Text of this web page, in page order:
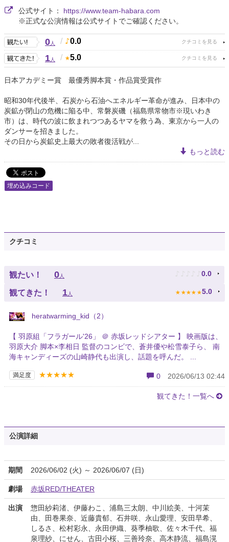
公式サイト： https://www.team-habara.com
※正式な公演情報は公式サイトでご確認ください。
0人 / 0.0
1人 / 5.0
日本アカデミー賞 最優秀脚本賞・作品賞受賞作
昭和30年代後半、石炭から石油へエネルギー革命が進み、日本中の
炭鉱が閉山の危機に陥る中、常磐炭磯（福島県常物市※現いわき
市）は、時代の波に飲まれつつあるヤマを救う為、東京から一人の
ダンサーを招きました。
その日から炭鉱史上最大の敗者復活戦が...
もっと読む
埋め込みコード
クチコミ
観たい！ 0人 ♪ ♪ ♪ ♪ ♪ 0.0
観てきた！ 1人 ★ ★ ★ ★ ★ 5.0
heratwarming_kid（2）
【 羽原組「フラガール'26」 ＠ 赤坂レッドシアター 】 映画版は、
羽原大介 脚本×李相日 監督のコンビで、蒼井優や松雪泰子ら、 南
海キャンディーズの山崎静代も出演し、話題を呼んだ。 ...
満足度 ★★★★★ 0 2026/06/13 02:44
観てきた！一覧へ
公演詳細
期間 2026/06/02 (火) ～ 2026/06/07 (日)
劇場 赤坂RED/THEATER
出演
惣田紗莉渚、伊藤わこ、浦島三太朗、中川絵美、十河茉
由、田巻果奈、近藤貴郁、石井咲、永山愛理、安田早希、
しるさ、松村彩永、永田伊織、葵季柚歌、佐々木千代、福
泉理紗、にせん、古田小桜、三善玲奈、高木静流、福島滉